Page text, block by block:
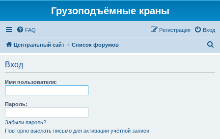
Грузоподъёмные краны
FAQ Вход
Регистрация
Центральный сайт Список форумов
Вход
Имя пользователя:
Пароль:
Забыли пароль?
Повторно выслать письмо для активации учётной записи